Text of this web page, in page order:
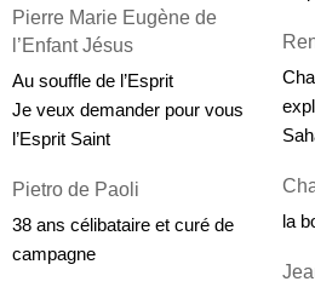
Pierre Marie Eugène de
Au souffle de l’Esprit
Je veux demander pour vous
l’Esprit Saint
Pietro de Paoli
38 ans célibataire et curé de
campagne
la